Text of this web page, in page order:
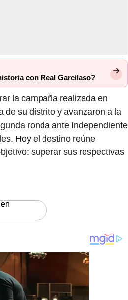
con Real Garcilaso?
la campaña realizada en
de su distrito y avanzaron a la
ronda ante Independiente
Hoy el destino reúne
superar sus respectivas